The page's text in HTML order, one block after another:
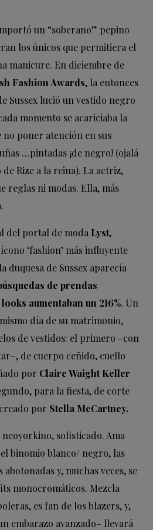
un “soberano” pepino
los únicos que permitiera el
manicure. En diciembre de
Fashion Awards, la entonces
Sussex lució un vestido negro
momento se acariciaba la
poner atención en sus
…pintadas ¡de negro! (ojalá
Rize a la reina). La actriz,
reglas ni modas. Ella, más
del portal de moda Lyst,
‘fashion’ más influyente
duquesa de Sussex aparecía
de prendas
aumentaban un 216%. Un
día de su matrimonio,
de vestidos: el primero –con
de cuerpo ceñido, cuello
por Claire Waight Keller
para la fiesta, de corte
por Stella McCartney.
sofisticado. Ama
binomio blanco/ negro, las
y, muchas veces, se
monocromáticos. Mezcla
es fan de los blazers, y,
embarazo avanzado– llevará